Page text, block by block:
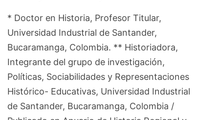
* Doctor en Historia, Profesor Titular,
Universidad Industrial de Santander,
Bucaramanga, Colombia. ** Historiadora,
Integrante del grupo de investigación,
Políticas, Sociabilidades y Representaciones
Histórico- Educativas, Universidad Industrial
de Santander, Bucaramanga, Colombia /